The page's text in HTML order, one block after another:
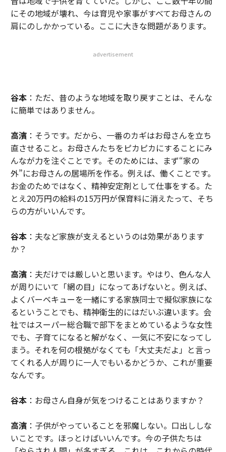
にその地域が壊れ、今は育児や家事がすべてお母さんの
肩にのしかかっている。ここに大きな問題があります。
advertisement
谷本：ただ、昔のような地域を取り戻すことは、そんな
に簡単ではありません。
高濱：そうです。だから、一番のカギはお母さんを立ち
直させること。お母さんたちをピカピカにすることにみ
んなが力を注ぐことです。そのためには、まず“家の
外”にお母さんの居場所を作る。例えば、働くことです。
お金のためではなく、精神安定剤として仕事をする。た
とえ20万円の給料の15万円が保育料に消えたって、そち
らの方がいいんです。
谷本：夫など家族が支えるというのは効果があります
か？
高濱：夫だけでは厳しいと思います。やはり、色んな人
が周りにいて「網の目」になってあげないと。例えば、
よくバーベキューを一緒にする家族同士で擬似家族にな
るということでも、精神衛生的にはだいぶ違います。会
社ではスーパー総合職で部下をまとめているような女性
でも、子育てになると解がなく、一気に不安になってし
まう。それを何の根拠がなくても「大丈夫だよ」と言っ
てくれる人が周りに一人でもいるかどうか、これが重要
なんです。
谷本：お母さん自身が気をつけることはありますか？
高濱：子供がやっていることを邪魔しない。口出ししな
いことです。ほっとけばいいんです。今の子供たちは